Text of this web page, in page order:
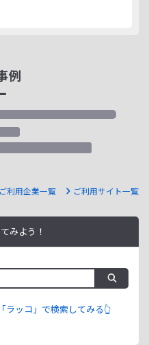
例
ご利用企業一覧 ご利用サイト一覧
みよう！
ラッコ」で検索してみる👆